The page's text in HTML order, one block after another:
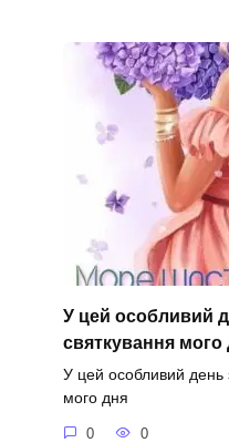
У цей особливий
святкування
У цей особливий день
мого дня
0 0